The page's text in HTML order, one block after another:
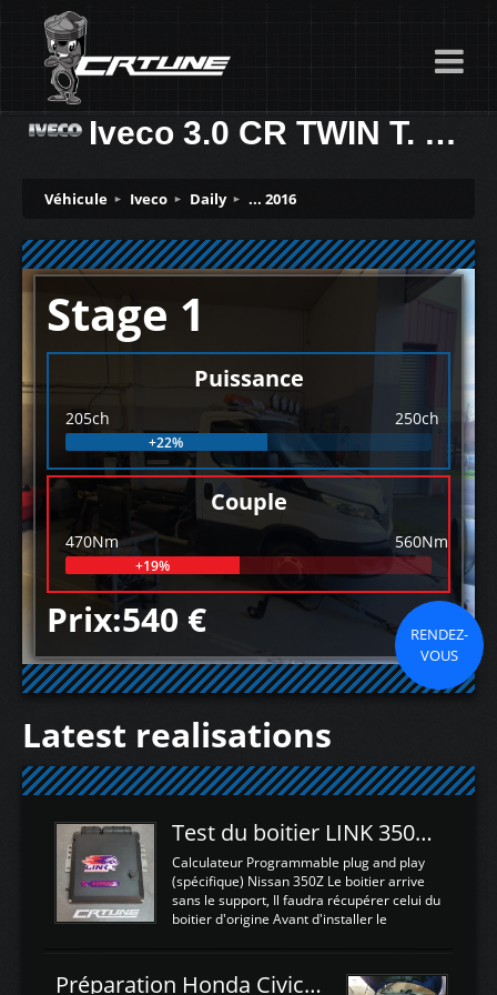
Iveco 3.0 CR TWIN T. 205ch
Véhicule Iveco Daily ... 2016
Stage 1
Puissance
205ch 250ch
+22%
Couple
470Nm 560Nm
+19%
Prix:540 €
RENDEZ-
VOUS
Latest realisations
Test du boitier LINK 350Z Plugin ECU
Calculateur Programmable plug and play
(spécifique) Nissan 350Z Le boitier arrive
sans le support, Il faudra récupérer celui du
boitier d'origine Avant d'installer le
d'envoyer l'information de la large bande
Préparation Honda Civic Type R FK2